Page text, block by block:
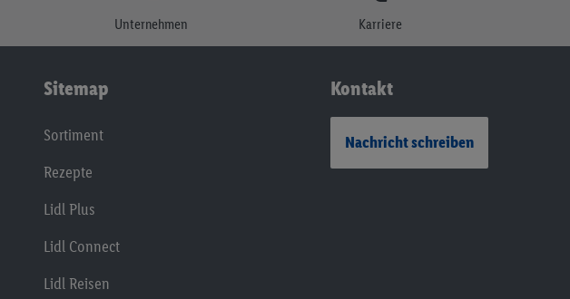
Unternehmen Karriere
Sitemap
Sortiment
Rezepte
Lidl Plus
Lidl Connect
Lidl Reisen
Kontakt
Nachricht schreiben